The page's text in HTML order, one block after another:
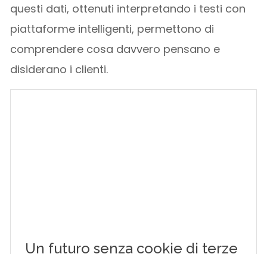
questi dati, ottenuti interpretando i testi con
piattaforme intelligenti, permettono di
comprendere cosa davvero pensano e
disiderano i clienti.